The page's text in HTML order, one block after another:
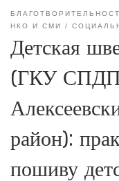
НКО И СМИ
Детская
(ГКУ СПДП
район):
пошиву